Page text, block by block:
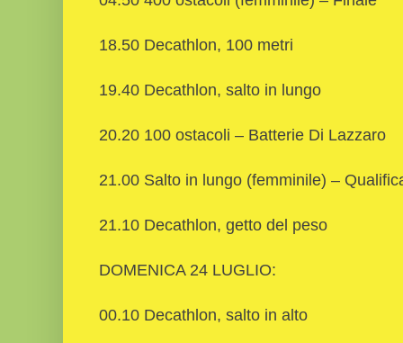
18.50 Decathlon, 100 metri
19.40 Decathlon, salto in lungo
20.20 100 ostacoli – Batterie Di Lazzaro
21.00 Salto in lungo (femminile) –
21.10 Decathlon, getto del peso
DOMENICA 24 LUGLIO:
00.10 Decathlon, salto in alto